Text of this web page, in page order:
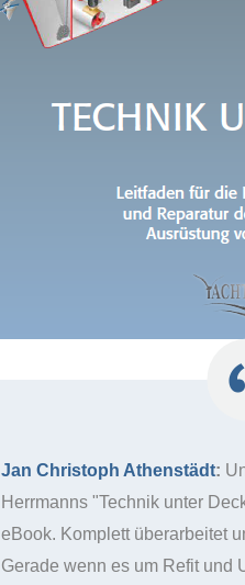
Jan Christoph Athenstädt:
Herrmanns "Technik unter
eBook. Komplett überarbeitet
Gerade wenn es um Refit und